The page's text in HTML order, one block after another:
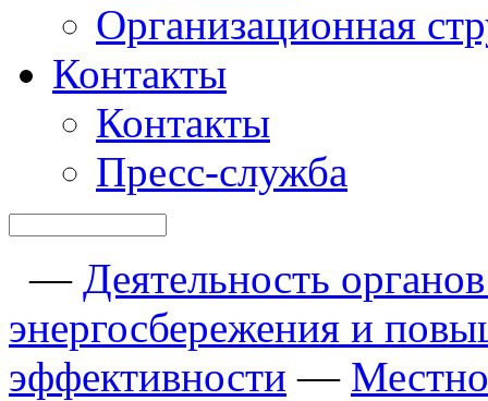
Организационная
Контакты
Контакты
Пресс-служба
— Деятельность
энергосбережения и
эффективности —